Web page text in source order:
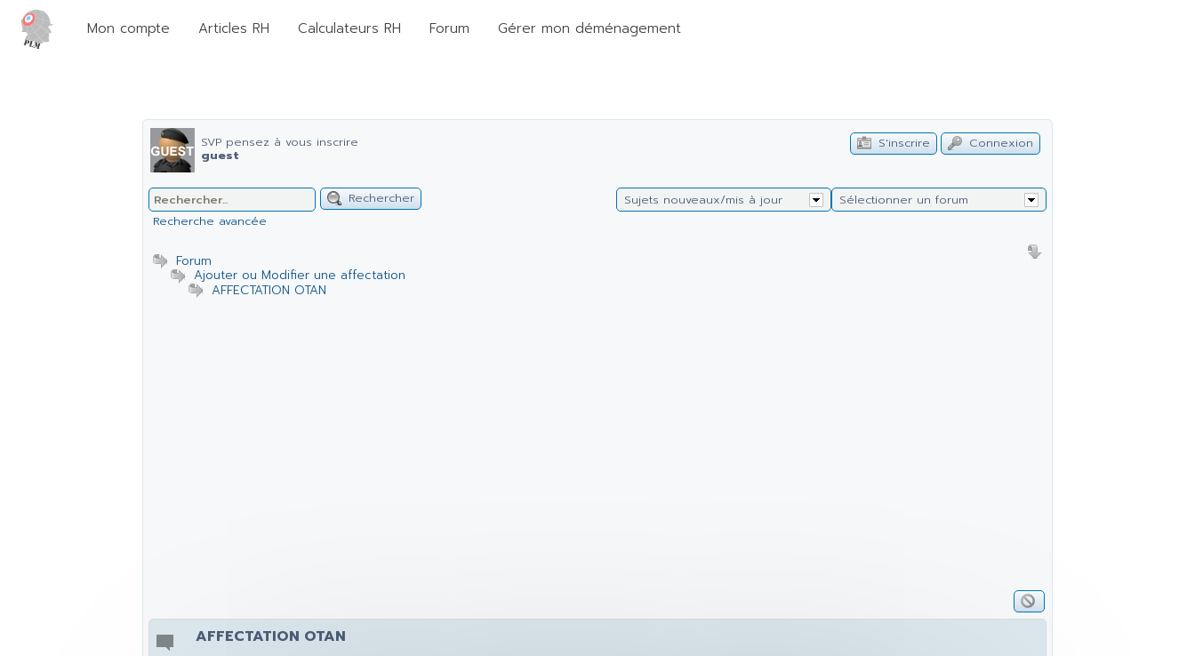
Mon compte Articles RH Calculateurs RH Forum Gérer mon déménagement
SVP pensez à vous inscrire
guest
Connexion
S'inscrire
Sélectionner un forum
Sujets nouveaux/mis à jour
Rechercher
Recherche avancée
Forum
Ajouter ou Modifier une affectation
AFFECTATION OTAN
AFFECTATION OTAN